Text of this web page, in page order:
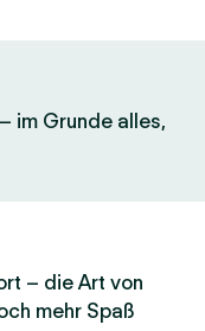
im Grunde alles,
– die Art von
mehr Spaß